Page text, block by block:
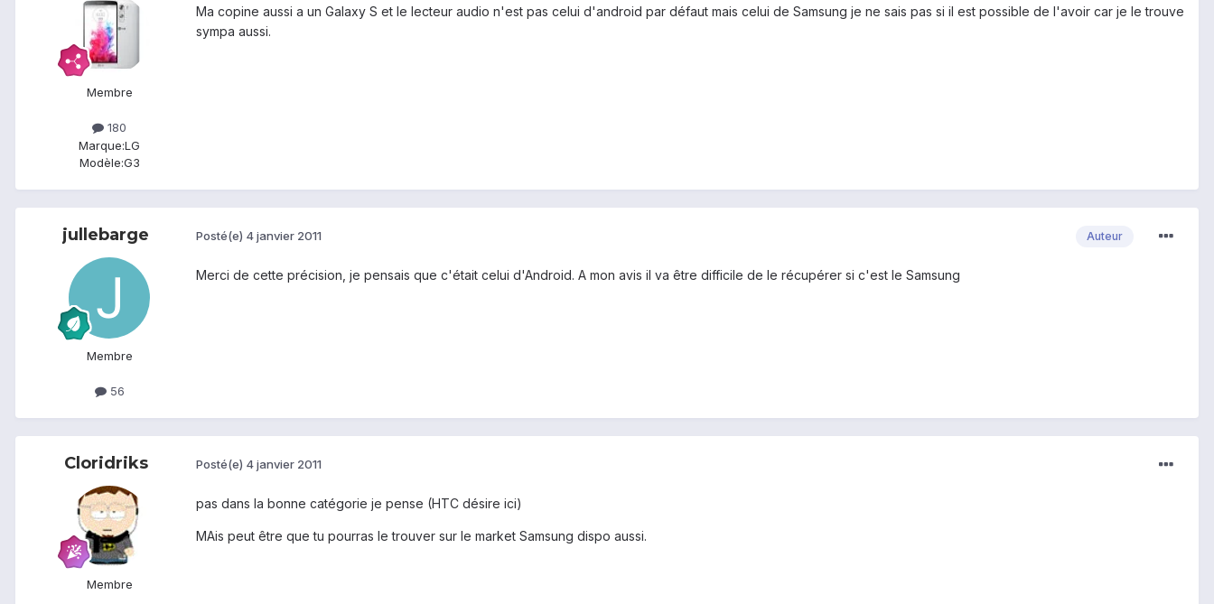
Membre
180
Marque:LG
Modèle:G3
Ma copine aussi a un Galaxy S et le lecteur audio n'est pas celui d'android par défaut mais celui de Samsung je ne sais pas si il est possible de l'avoir car je le trouve
sympa aussi.
jullebarge
Membre
56
Auteur
Posté(e) 4 janvier 2011
Merci de cette précision, je pensais que c'était celui d'Android. A mon avis il va être difficile de le récupérer si c'est le Samsung
Cloridriks
Membre
Posté(e) 4 janvier 2011
pas dans la bonne catégorie je pense (HTC désire ici)
MAis peut être que tu pourras le trouver sur le market Samsung dispo aussi.